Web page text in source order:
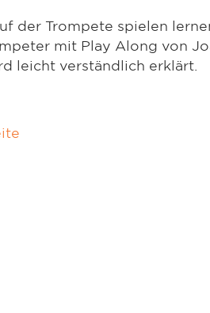
der Trompete spielen
mit Play Along von
leicht verständlich erklärt.